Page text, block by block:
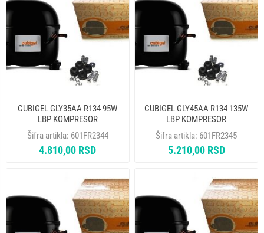
CUBIGEL GLY35AA R134 95W
LBP KOMPRESOR
Šifra artikla: 601FR2344
4.810,00 RSD
CUBIGEL GLY45AA R134 135W
LBP KOMPRESOR
Šifra artikla: 601FR2345
5.210,00 RSD